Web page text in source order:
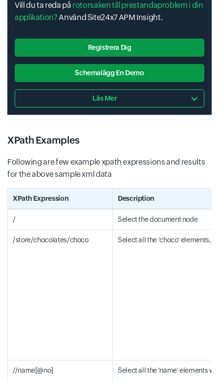
Vill du ta reda på rotorsaken till prestandaproblem i din
applikation?Använd Site24x7 APM Insight.
Registrera Dig
Schemalägg En Demo
Läs Mer
XPath Examples
Following are few example xpath expressions and results
for the above sample xml data
XPath Expression Description
/ Select the document node
/store/chocolates/choco Select all the 'choco' elements,
//name[@no] Select all the 'name' elements